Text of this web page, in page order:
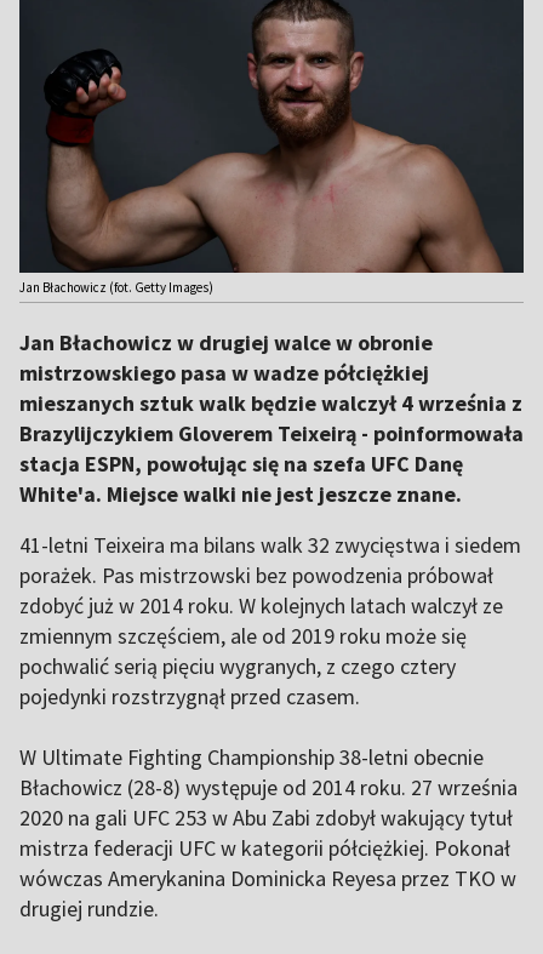
Jan Błachowicz (fot. Getty Images)
Jan Błachowicz w drugiej walce w obronie
mistrzowskiego pasa w wadze półciężkiej
mieszanych sztuk walk będzie walczył 4 września z
Brazylijczykiem Gloverem Teixeirą - poinformowała
stacja ESPN, powołując się na szefa UFC Danę
White'a. Miejsce walki nie jest jeszcze znane.
41-letni Teixeira ma bilans walk 32 zwycięstwa i siedem
porażek. Pas mistrzowski bez powodzenia próbował
zdobyć już w 2014 roku. W kolejnych latach walczył ze
zmiennym szczęściem, ale od 2019 roku może się
pochwalić serią pięciu wygranych, z czego cztery
pojedynki rozstrzygnął przed czasem.
W Ultimate Fighting Championship 38-letni obecnie
Błachowicz (28-8) występuje od 2014 roku. 27 września
2020 na gali UFC 253 w Abu Zabi zdobył wakujący tytuł
mistrza federacji UFC w kategorii półciężkiej. Pokonał
wówczas Amerykanina Dominicka Reyesa przez TKO w
drugiej rundzie.